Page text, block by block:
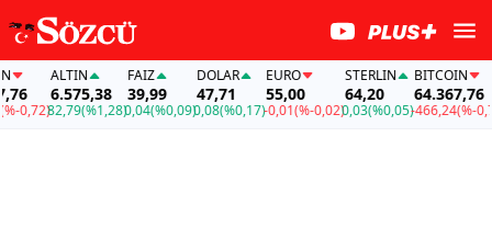
ALTIN
6.575,38
82,79(%1,28)
FAİZ
39,99
0,04(%0,09)
DOLAR
47,71
0,08(%0,17)
EURO
55,00
-0,01(%-0,02)
STERLIN
64,20
0,03(%0,05)
BITCOIN
64.367,76
-466,24(%-0,72)